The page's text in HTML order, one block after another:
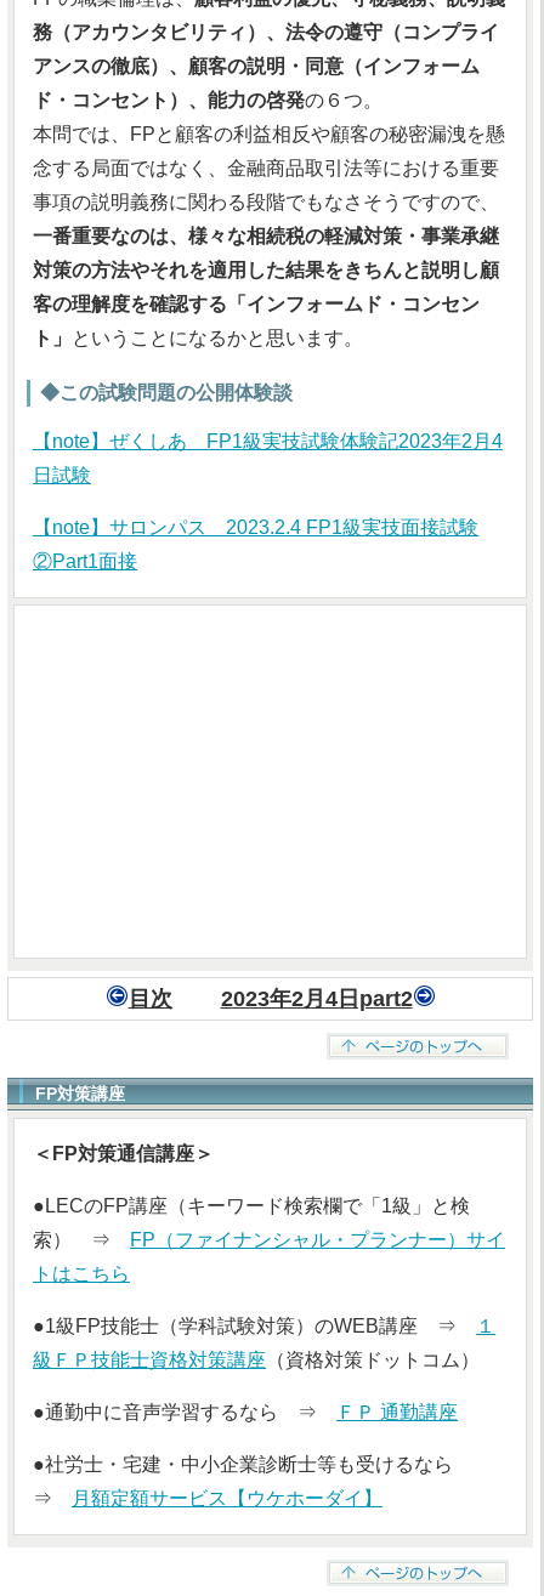
務（アカウンタビリティ）、法令の遵守（コンプライ
アンスの徹底）、顧客の説明・同意（インフォーム
ド・コンセント）、能力の啓発の６つ。
本問では、FPと顧客の利益相反や顧客の秘密漏洩を懸
念する局面ではなく、金融商品取引法等における重要
事項の説明義務に関わる段階でもなさそうですので、
一番重要なのは、様々な相続税の軽減対策・事業承継
対策の方法やそれを適用した結果をきちんと説明し顧
客の理解度を確認する「インフォームド・コンセン
ト」
ということになるかと思います。
◆この試験問題の公開体験談
【note】ぜくしあ FP1級実技試験体験記2023年2月4
日試験
【note】サロンパス 2023.2.4 FP1級実技面接試験
②Part1面接
目次 2023年2月4日part2
FP対策講座
＜FP対策通信講座＞
●LECのFP講座（キーワード検索欄で「1級」と検
索） ⇒
FP（ファイナンシャル・プランナー）サイ
トはこちら
●1級FP技能士（学科試験対策）のWEB講座 ⇒
１
級ＦＰ技能士資格対策講座 （資格対策ドットコム）
●通勤中に音声学習するなら ⇒ ＦＰ 通勤講座
●社労士・宅建・中小企業診断士等も受けるなら
⇒
月額定額サービス【ウケホーダイ】